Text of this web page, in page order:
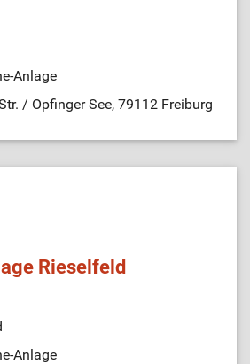
Anlage
/ Opfinger See, 79112 Freiburg
Rieselfeld
Anlage